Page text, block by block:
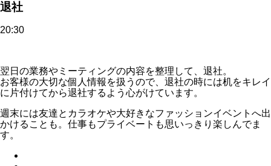
退社
20:30
翌日の業務やミーティングの内容を整理して、退社。
お客様の大切な個人情報を扱うので、退社の時には机をキレイ
に片付けてから退社するよう心がけています。
週末には友達とカラオケや大好きなファッションイベントへ出
かけることも。仕事もプライベートも思いっきり楽しんでま
す。